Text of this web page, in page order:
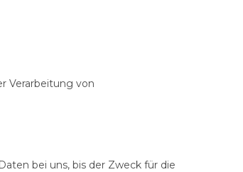
Verarbeitung von
bei uns, bis der Zweck für die